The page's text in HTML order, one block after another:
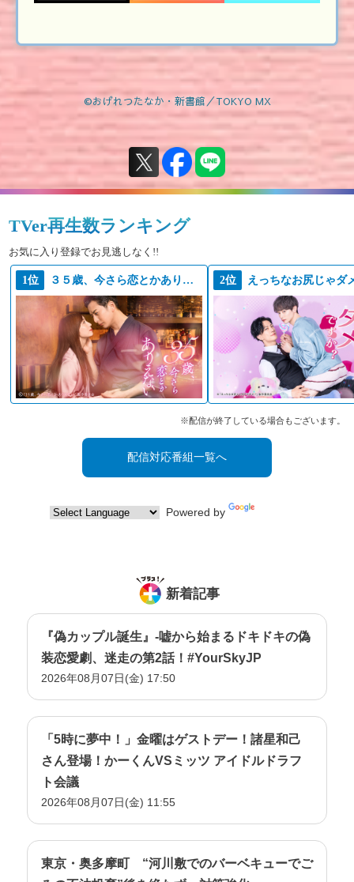
2025年09月01日
『恋愛ルビの正しいふりかた』Blu-
ray&DVDの販売決定！
2025年08月27日
2025年08月25日
最終回目前特別企画！佐竹商店街×恋ルビ
『プチお祭りルビ』開催決定！
©おげれつたなか・新書館／TOKYO MX
TVer再生数ランキング
お気に入り登録でお見逃しなく!!
1位 ３５歳、今さら恋とかありえない 2位
※配信が終了している場合もございます。
配信対応番組一覧へ
Powered by
新着記事
『偽カップル誕生』-嘘から始まるドキドキの偽
装恋愛劇、迷走の第2話！#YourSkyJP
2026年08月07日(金) 17:50
「5時に夢中！」金曜はゲストデー！諸星和己
さん登場！かーくんVSミッツ アイドルドラフ
ト会議
2026年08月07日(金) 11:55
東京・奥多摩町 “河川敷でのバーベキューでご